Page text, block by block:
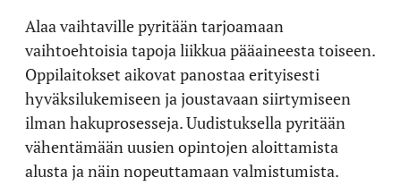
Alaa vaihtaville pyritään tarjoamaan
vaihtoehtoisia tapoja liikkua pääaineesta toiseen.
Oppilaitokset aikovat panostaa erityisesti
hyväksilukemiseen ja joustavaan siirtymiseen
ilman hakuprosesseja. Uudistuksella pyritään
vähentämään uusien opintojen aloittamista
alusta ja näin nopeuttamaan valmistumista.